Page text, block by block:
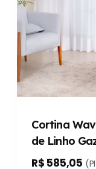
Cortina
de Linho
R$ 585,05